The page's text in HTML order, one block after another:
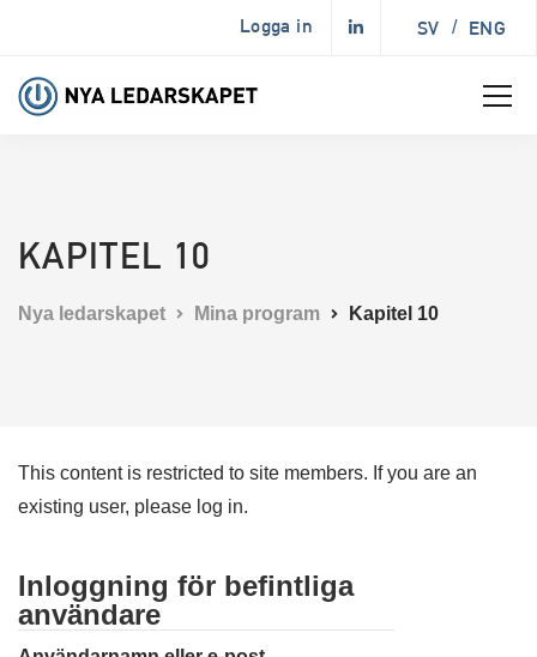
Logga in SV / ENG
KAPITEL 10
Nya ledarskapet Mina program Kapitel 10
This content is restricted to site members. If you are an
existing user, please log in.
Inloggning för befintliga
användare